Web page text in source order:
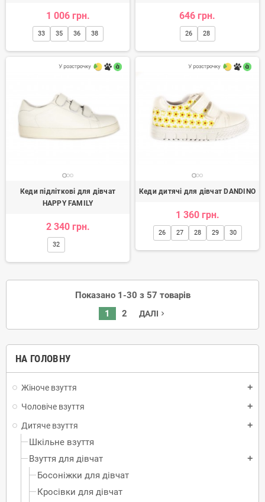
НА ГОЛОВНУ
Жіноче взуття add
Чоловіче взуття add
Дитяче взуття add
Шкільне взуття
Взуття для дівчат
add
Босоніжки для дівчат
Кросівки для дівчат
1 006 грн.
33 35 36 38
646 грн.
26 28
Кеди підліткові для дівчат
HAPPY FAMILY
2 340 грн.
32
Кеди дитячі для дівчат DANDINO
1 360 грн.
26 27 28 29 30
Показано 1-30 з 57 товарів
1
2 ДАЛІ navigate_next